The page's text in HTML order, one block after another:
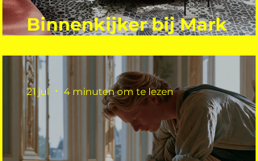
Binnenkijker bij Mark
21 jul 4 minuten om te lezen